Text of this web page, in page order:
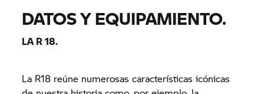
DATOS Y EQUIPAMIENTO.
LA R 18.
La R18 reúne numerosas características icónicas